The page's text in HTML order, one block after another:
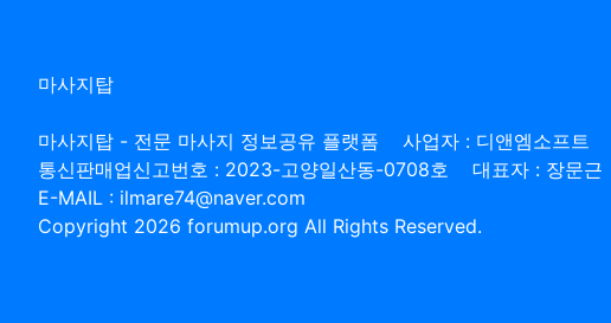
마사지탑
마사지탑 - 전문 마사지 정보공유 플랫폼
사업자 : 디앤엠소프트
통신판매업신고번호 : 2023-고양일산동-0708호
대표자 : 장문근
E-MAIL : ilmare74@naver.com
Copyright 2026 forumup.org All Rights Reserved.